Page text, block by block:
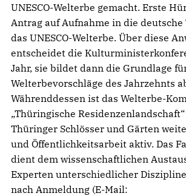
UNESCO-Welterbe gemacht. Erste
Antrag auf Aufnahme in die
das UNESCO-Welterbe. Über diese
entscheidet die
Jahr, sie bildet dann die Grundlage
Welterbevorschläge des Jahrzehnts
Währenddessen ist das Welterbe-
„Thüringische
Thüringer Schlösser und Gärten
und Öffentlichkeitsarbeit aktiv. Das
dient dem wissenschaftlichen
Experten unterschiedlicher
nach Anmeldung (E-Mail: